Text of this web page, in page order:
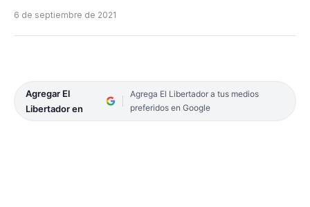
6 de septiembre de 2021
Agregar El
Libertador en
Agrega El Libertador a tus medios
preferidos en Google